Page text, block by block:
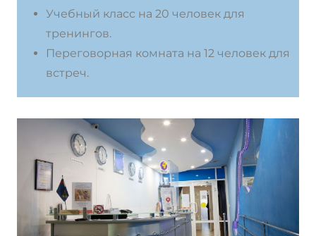
Учебный класс на 20 человек для
тренингов.
Переговорная комната на 12 человек для
встреч.